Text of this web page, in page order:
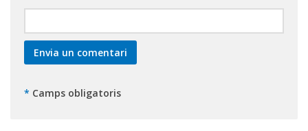
* Camps obligatoris